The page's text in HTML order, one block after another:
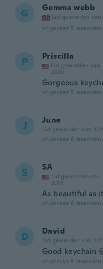
G Gemma webb
Lid geworden van
ongeveer 5
P Priscilla
Lid geworden van
2020
Gorgeous
ongeveer 5
J June
Lid geworden van
ongeveer 6
S SA
Lid geworden van
2018
As beautiful as
ongeveer 6
D David
Lid geworden van
Good keychain
ongeveer 6